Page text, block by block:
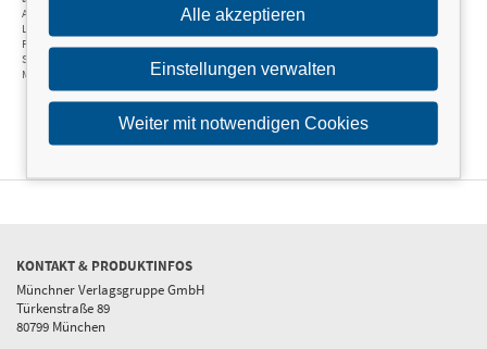
Almased®,
Layenberger®
Fit+Feelgood,
Slimfast®, Yokebe® oder
Multaben®
KONTAKT & PRODUKTINFOS
Münchner Verlagsgruppe GmbH
Türkenstraße 89
80799 München
Alle akzeptieren
Einstellungen verwalten
Weiter mit notwendigen Cookies